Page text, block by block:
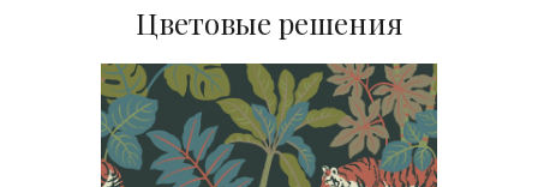
Цветовые решения